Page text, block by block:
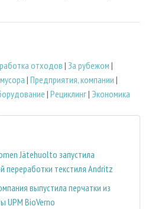
отходов| За рубежом |
| Предприятия, компании |
| Рециклинг| Экономика
Jätehuolto запустила
переработки текстиля Andritz
выпустила перчатки из
UPM BioVerno